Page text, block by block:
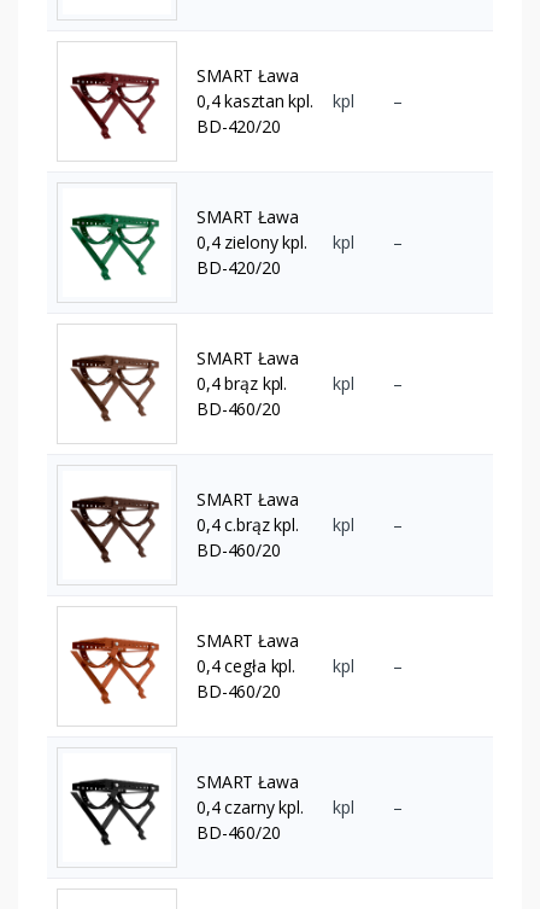
SMART Ława
0,4 kasztan kpl.
BD-420/20
kpl –
SMART Ława
0,4 zielony kpl.
BD-420/20
kpl –
SMART Ława
0,4 brąz kpl.
BD-460/20
kpl –
SMART Ława
0,4 c.brąz kpl.
BD-460/20
kpl –
SMART Ława
0,4 cegła kpl.
BD-460/20
kpl –
SMART Ława
0,4 czarny kpl.
BD-460/20
kpl –